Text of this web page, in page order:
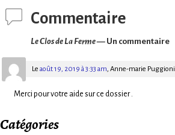
Commentaire
Le Clos de La Ferme— Un commentaire
Le août 19, 2019 à 3:33 am, Anne-marie Puggioni
Merci pour votre aide sur ce dossier .
Catégories